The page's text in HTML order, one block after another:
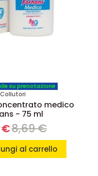
su prenotazione
Collutori
medico
- 75 ml
€8,69 €
al carrello